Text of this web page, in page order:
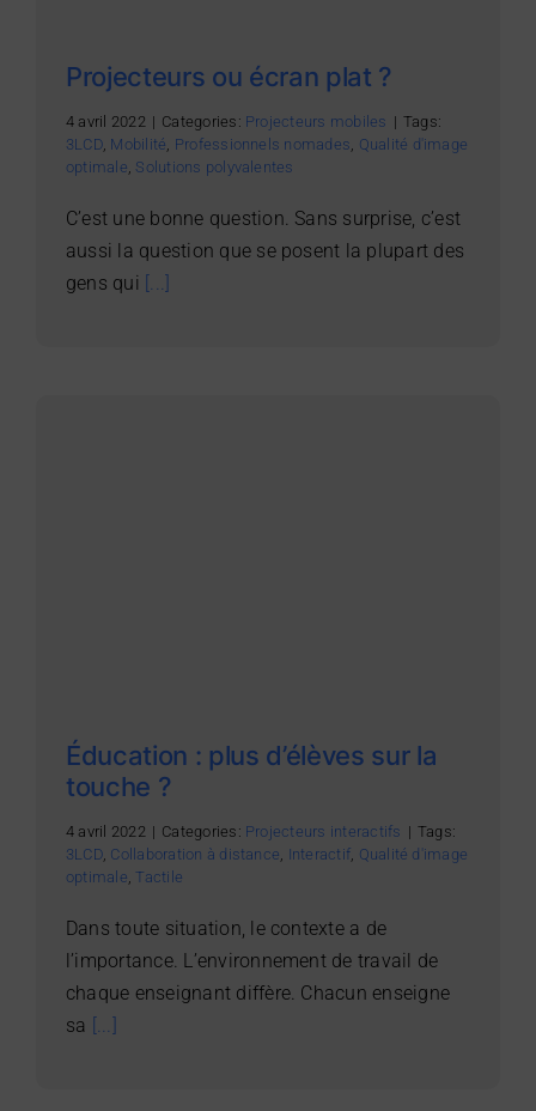
Projecteurs ou écran plat ?
4 avril 2022 | Categories: Projecteurs mobiles | Tags:
3LCD, Mobilité Professionnels nomades Qualité d'image
optimale Solutions polyvalentes
C’est une bonne question. Sans surprise, c’est
aussi la question que se posent la plupart des
gens qui [...]
Éducation : plus d’élèves sur la
touche ?
4 avril 2022 | Categories: Projecteurs interactifs | Tags:
3LCD, Collaboration à distance, Interactif, Qualité d'image
optimale,Tactile
Dans toute situation, le contexte a de
l’importance. L’environnement de travail de
chaque enseignant diffère. Chacun enseigne
sa [...]